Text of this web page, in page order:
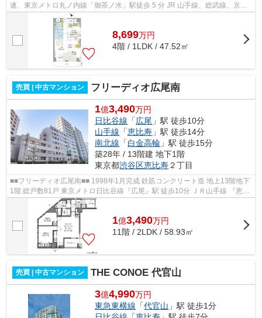
速、東京メトロ丸ノ内線「御茶ノ水」駅徒歩 5 分 JR 山手線、総武線、京浜
東北線、つくばエクスプレス、東京メ...
8,699万円
4階 / 1LDK / 47.52㎡
売買 | 中古マンション フリーディオ広尾南
1億3,490万円
日比谷線 「広尾 」駅 徒歩10分
山手線 「恵比寿 」駅 徒歩14分
南北線 「白金高輪 」駅 徒歩15分
築28年 / 13階建 地下1階
東京都渋谷区恵比寿２丁目
■■フリーディオ広尾南■■ 1998年1月完成 鉄筋コンクリート造 地上13階地下
1階 総戸数81戸 東京メトロ日比谷線『広尾』駅 徒歩10分 ＪＲ山手線 『恵比
寿』 駅 徒歩14分 東京メトロ南北...
1億3,490万円
11階 / 2LDK / 58.93㎡
売買 | 中古マンション THE CONOE 代官山
3億4,990万円
東急東横線 「代官山 」駅 徒歩1分